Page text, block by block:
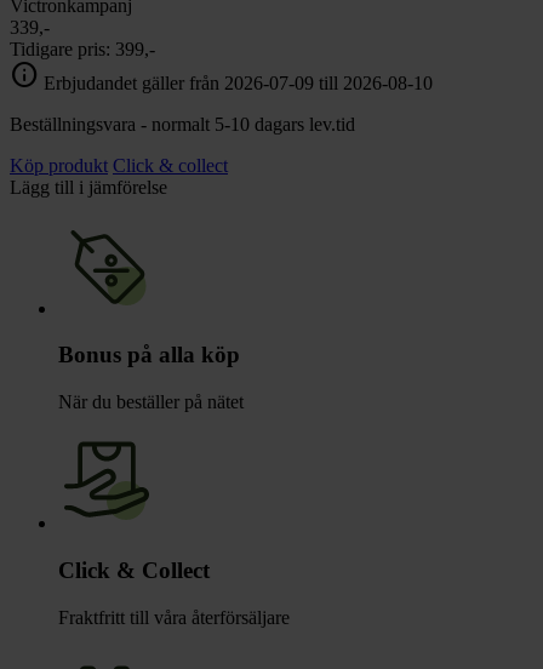
Victronkampanj
339,-
Tidigare pris: 399,-
info Erbjudandet gäller från 2026-07-09 till 2026-08-10
Beställningsvara - normalt 5-10 dagars lev.tid
Köp produkt Click & collect
Lägg till i jämförelse
Bonus på alla köp
När du beställer på nätet
Click & Collect
Fraktfritt till våra återförsäljare